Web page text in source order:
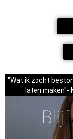
"Wat ik zocht
laten maken"-